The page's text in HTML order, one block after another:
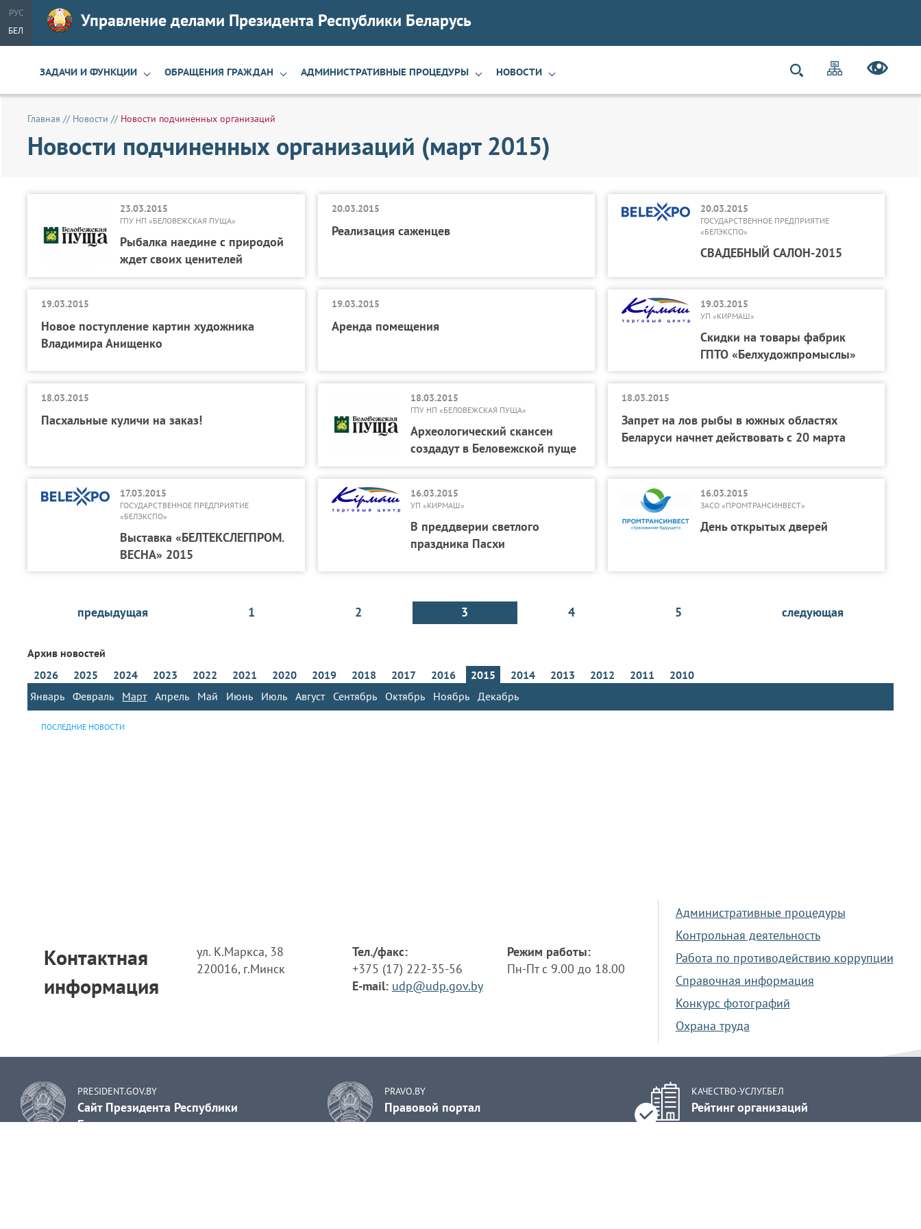
РУС
БЕЛ
Управление делами Президента Республики Беларусь
ЗАДАЧИ И ФУНКЦИИ ОБРАЩЕНИЯ ГРАЖДАН АДМИНИСТРАТИВНЫЕ ПРОЦЕДУРЫ НОВОСТИ
Главная // Новости // Новости подчиненных организаций
Новости подчиненных организаций (март 2015)
23.03.2015
ГПУ НП «БЕЛОВЕЖСКАЯ ПУЩА»
Рыбалка наедине с природой
ждет своих ценителей
20.03.2015
Реализация саженцев
20.03.2015
ГОСУДАРСТВЕННОЕ ПРЕДПРИЯТИЕ
«БЕЛЭКСПО»
СВАДЕБНЫЙ САЛОН-2015
19.03.2015
Новое поступление картин художника
Владимира Анищенко
19.03.2015
Аренда помещения
19.03.2015
УП «КИРМАШ»
Скидки на товары фабрик
ГПТО «Белхудожпромыслы»
18.03.2015
Пасхальные куличи на заказ!
18.03.2015
ГПУ НП «БЕЛОВЕЖСКАЯ ПУЩА»
Археологический скансен
создадут в Беловежской пуще
18.03.2015
Запрет на лов рыбы в южных областях
Беларуси начнет действовать с 20 марта
17.03.2015
ГОСУДАРСТВЕННОЕ ПРЕДПРИЯТИЕ
«БЕЛЭКСПО»
Выставка «БЕЛТЕКСЛЕГПРОМ.
ВЕСНА» 2015
16.03.2015
УП «КИРМАШ»
В преддверии светлого
праздника Пасхи
16.03.2015
ЗАСО «ПРОМТРАНСИНВЕСТ»
День открытых дверей
предыдущая 1 2 3 4 5 следующая
Архив новостей
2026
2025 2024 2023 2022 2021 2020 2019 2018 2017 2016
2015
Январь
Февраль Март Апрель Май Июнь Июль Август Сентябрь Октябрь Ноябрь Декабрь
2014 2013 2012 2011 2010
ПОСЛЕДНИЕ НОВОСТИ
Контактная
информация
ул. К.Маркса, 38
220016, г.Минск
Тел./факс:
+375 (17) 222-35-56
E-mail: udp@udp.gov.by
Режим работы:
Пн-Пт с 9.00 до 18.00
Административные процедуры
Контрольная деятельность
Работа по противодействию коррупции
Справочная информация
Конкурс фотографий
Охрана труда
PRESIDENT.GOV.BY
Сайт Президента Республики
Беларусь
PRAVO.BY
Правовой портал
КАЧЕСТВО-УСЛУГ.БЕЛ
Рейтинг организаций